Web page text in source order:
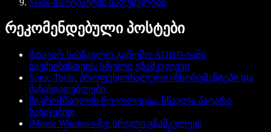
Slack-ის ეტიკეტის საფუძვლები
რეკომენდებული პოსტები
მთავარ სასწავლო გარემო ADHD-იანი
ბავშვებისთვის: სრული გზამკვლევი
Sonic Tools: პროფესიონალური ინსტრუმენტები და
მახასიათებლები
მიკროსწავლის რევოლუცია: სწავლა პატარა
ნაბიჯებით
iMovie Windows-ზე: სრული გზამკვლევი